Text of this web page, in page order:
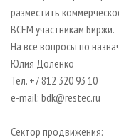
разместить
ВСЕМ участникам Биржи.
На все вопросы по
Юлия Доленко
Тел. +7 812 320 93 10
e-mail: bdk@restec.ru
Сектор продвижения: